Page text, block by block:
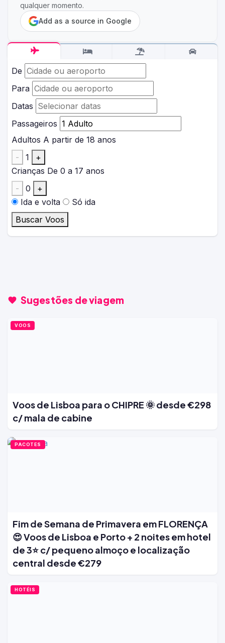
De
Para
Datas
Passageiros
Adultos A partir de 18 anos
-
1
+
Crianças De 0 a 17 anos
-
0
+
Ida e volta
Só ida
Buscar Voos
qualquer momento.
Add as a source in Google
Sugestões de viagem
VOOS
Voos de Lisboa para o CHIPRE 🌞 desde €298
c/ mala de cabine
PACOTES
Fim de Semana de Primavera em FLORENÇA
😍 Voos de Lisboa e Porto + 2 noites em hotel
de 3⭐ c/ pequeno almoço e localização
central desde €279
HOTÉIS